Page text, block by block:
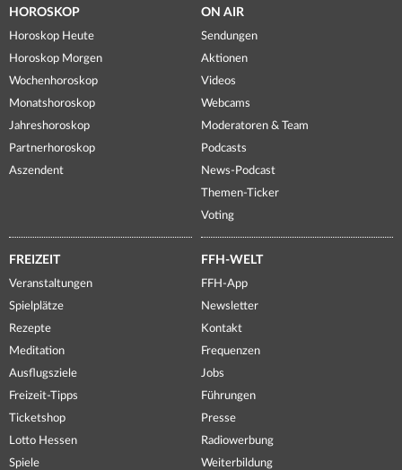
HOROSKOP
Horoskop Heute
Horoskop Morgen
Wochenhoroskop
Monatshoroskop
Jahreshoroskop
Partnerhoroskop
Aszendent
ON AIR
Sendungen
Aktionen
Videos
Webcams
Moderatoren & Team
Podcasts
News-Podcast
Themen-Ticker
Voting
FREIZEIT
Veranstaltungen
Spielplätze
Rezepte
Meditation
Ausflugsziele
Freizeit-Tipps
Ticketshop
Lotto Hessen
Spiele
FFH-WELT
FFH-App
Newsletter
Kontakt
Frequenzen
Jobs
Führungen
Presse
Radiowerbung
Weiterbildung